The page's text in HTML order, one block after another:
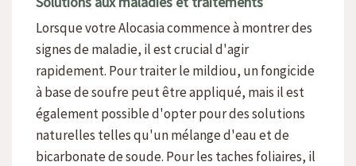
Lorsque votre Alocasia commence à montrer des
signes de maladie, il est crucial d'agir
rapidement. Pour traiter le mildiou, un fongicide
à base de soufre peut être appliqué, mais il est
également possible d'opter pour des solutions
naturelles telles qu'un mélange d'eau et de
bicarbonate de soude. Pour les taches foliaires, il